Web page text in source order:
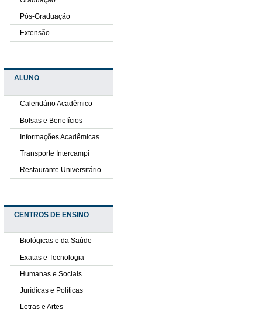
Pós-Graduação
Extensão
ALUNO
Calendário Acadêmico
Bolsas e Benefícios
Informações Acadêmicas
Transporte Intercampi
Restaurante Universitário
CENTROS DE ENSINO
Biológicas e da Saúde
Exatas e Tecnologia
Humanas e Sociais
Jurídicas e Políticas
Letras e Artes